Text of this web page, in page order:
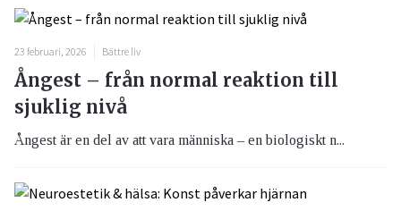
23 februari, 2026 Bättre liv
Ångest – från normal reaktion till
sjuklig nivå
Ångest är en del av att vara människa – en biologiskt n...